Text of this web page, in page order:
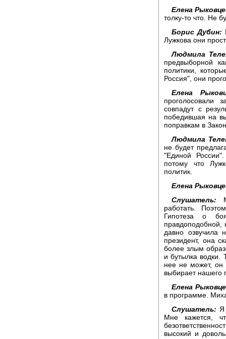
Елена
толку-то что. Не
Борис Дубин:
Лужкова они
Людмила
предвыборной
политики,
Россия", они
Елена
проголосовали
совпадут с
победившая на
поправкам в
Людмила
не будет
"Единой
потому что
политик.
Елена
Слушатель:
работать.
Гипотеза о
правдоподобной,
давно озвучила
президент, она
более злым
и бутылка водки.
нее не может, он
выбирает нашего
Елена
в программе.
Слушатель: Я
Мне кажется,
высокий и